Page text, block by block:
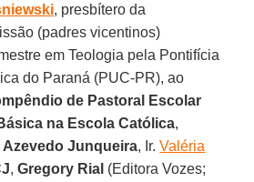
, presbítero da
(padres vicentinos)
em Teologia pela Pontifícia
do Paraná (PUC-PR), ao
de Pastoral Escolar
na Escola Católica,
Junqueira, Ir.Valéria
,Gregory Rial (Editora Vozes;